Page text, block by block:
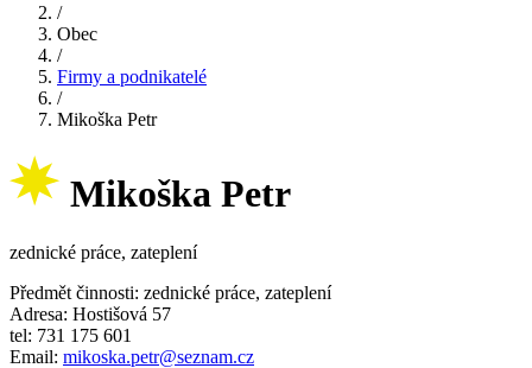
/
Obec
/
Firmy a podnikatelé
/
Mikoška Petr
Mikoška Petr
zednické práce, zateplení
Předmět činnosti: zednické práce, zateplení
Adresa: Hostišová 57
tel: 731 175 601
Email: mikoska.petr@seznam.cz